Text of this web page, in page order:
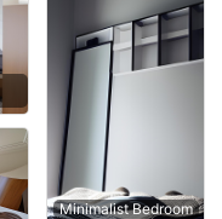
Minimalist Bedroom